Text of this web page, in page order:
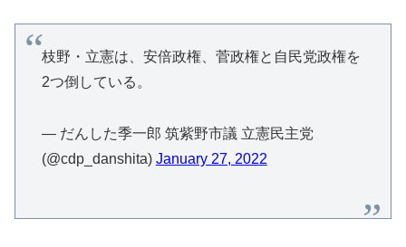
枝野・立憲は、安倍政権、菅政権と自民党政権を
2つ倒している。
— だんした季一郎 筑紫野市議 立憲民主党
(@cdp_danshita) January 27, 2022